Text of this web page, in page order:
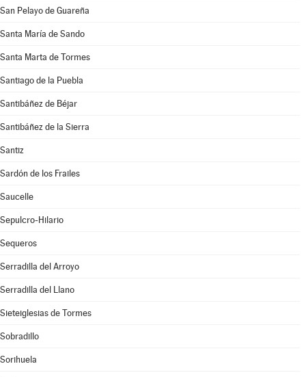
San Pelayo de Guareña
Santa María de Sando
Santa Marta de Tormes
Santiago de la Puebla
Santibáñez de Béjar
Santibáñez de la Sierra
Santiz
Sardón de los Frailes
Saucelle
Sepulcro-Hilario
Sequeros
Serradilla del Arroyo
Serradilla del Llano
Sieteiglesias de Tormes
Sobradillo
Sorihuela